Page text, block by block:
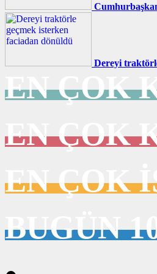
Dereyi
EN ÇOK
EN ÇOK
EN ÇOK
BUGÜN